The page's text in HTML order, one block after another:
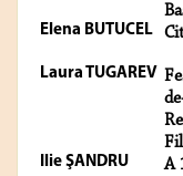
Elena BUTUCEL
Laura TUGAREV
Ilie ŞANDRU A